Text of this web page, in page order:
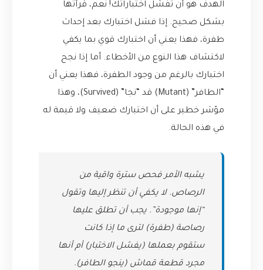
الهدف هو أن تفشل اختباراتك! نعم، قرأتها
بشكل صحيح. إذا فشل اختبارك بعد إحداث
طفرة، فهذا يعني أن اختبارك قوي بما يكفي
لاكتشاف هذا النوع من الأخطاء. أما إذا نجح
اختبارك بالرغم من وجود الطفرة، فهذا يعني أن
“الطافر” (Mutant) قد “نجا” (Survived)، وهذا
مؤشر خطير على أن اختبارك ضعيف ولا قيمة له
في هذه الحالة.
يشبه الأمر فحص سترة واقية من
الرصاص. لا يكفي أن تنظر إليها وتقول
“إنها موجودة”. يجب أن تطلق عليها
رصاصة (طفرة) لترى ما إذا كانت
ستقوم بعملها (يفشل الاختبار) أم أنها
مجرد قطعة قماش (ينجو الطافر).